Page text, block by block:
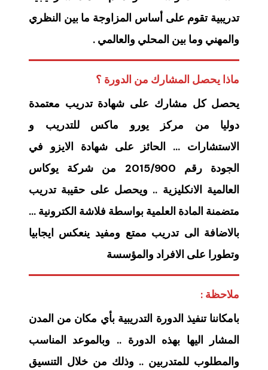
تدريبية تقوم على أساس المزاوجة ما بين النظري
والمهني وما بين المحلي والعالمي .
ماذا يحصل المشارك من الدورة ؟
يحصل كل مشارك على شهادة تدريب معتمدة
دوليا من مركز يورو ماكس للتدريب و
الاستشارات … الحائز على شهادة الايزو في
الجودة رقم 2015/900 من شركة يوكاس
العالمية الانكليزية .. ويحصل على حقيبة تدريب
متضمنة المادة العلمية بواسطة فلاشة الكترونية …
بالاضافة الى تدريب ممتع ومفيد ينعكس ايجابيا
وتطورا على الافراد والمؤسسة
ملاحظة :
بامكاننا تنفيذ الدورة التدريبية بأي مكان من المدن
المشار اليها بهذه الدورة .. وبالموعد المناسب
والمطلوب للمتدربين .. وذلك من خلال التنسيق